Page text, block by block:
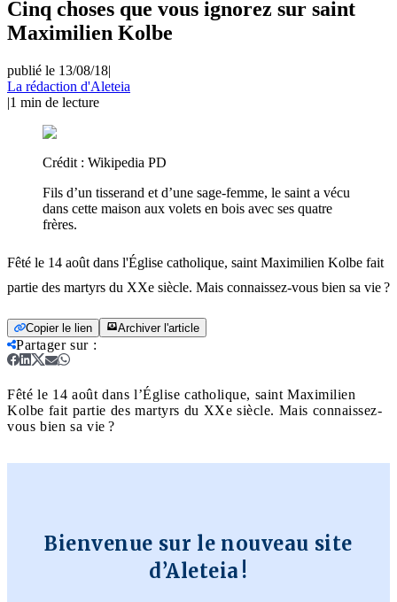
Cinq choses que vous ignorez sur saint
Maximilien Kolbe
publié le 13/08/18|
La rédaction d'Aleteia
|1 min de lecture
Crédit : Wikipedia PD
Fils d’un tisserand et d’une sage-femme, le saint a vécu
dans cette maison aux volets en bois avec ses quatre
frères.
Fêté le 14 août dans l'Église catholique, saint Maximilien Kolbe fait
partie des martyrs du XXe siècle. Mais connaissez-vous bien sa vie ?
Copier le lien Archiver l'article
Partager sur:
Fêté le 14 août dans l’Église catholique, saint Maximilien
Kolbe fait partie des martyrs du XXe siècle. Mais connaissez-
vous bien sa vie ?
Bienvenue sur le nouveau site
d’Aleteia !